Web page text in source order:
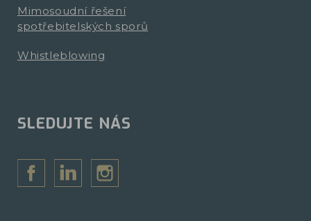
Mimosoudní řešení
spotřebitelských sporů
Whistleblowing
SLEDUJTE NÁS